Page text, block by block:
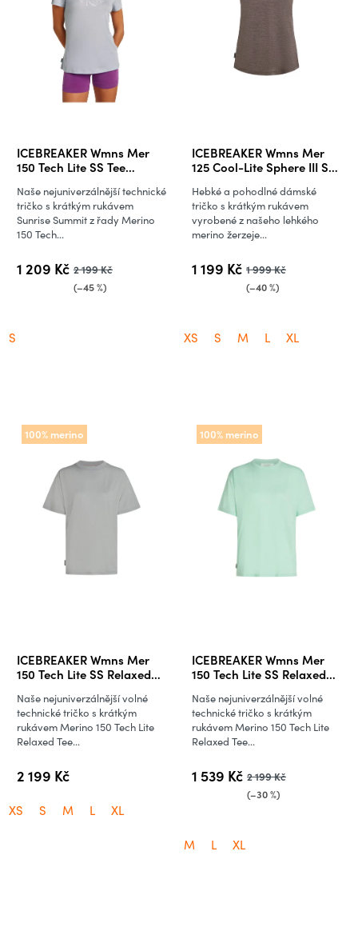
ICEBREAKER Wmns Mer
150 Tech Lite SS Tee
Quartz (vzorek)
1 209 Kč 2 199 Kč
(–45 %)
Naše nejuniverzálnější technické
tričko s krátkým rukávem
Sunrise Summit z řady Merino
150 Tech...
S
ICEBREAKER Wmns Mer
125 Cool-Lite Sphere III SS
1 199 Kč 1 999 Kč
(–40 %)
Hebké a pohodlné dámské
tričko s krátkým rukávem
vyrobené z našeho lehkého
merino žerzeje...
XS S M L XL
100% merino
ICEBREAKER Wmns Mer
150 Tech Lite SS Relaxed
2 199 Kč
Naše nejuniverzálnější volné
technické tričko s krátkým
rukávem Merino 150 Tech Lite
Relaxed Tee...
XS S M L XL
100% merino
ICEBREAKER Wmns Mer
150 Tech Lite SS Relaxed
1 539 Kč 2 199 Kč
(–30 %)
Naše nejuniverzálnější volné
technické tričko s krátkým
rukávem Merino 150 Tech Lite
Relaxed Tee...
M L XL